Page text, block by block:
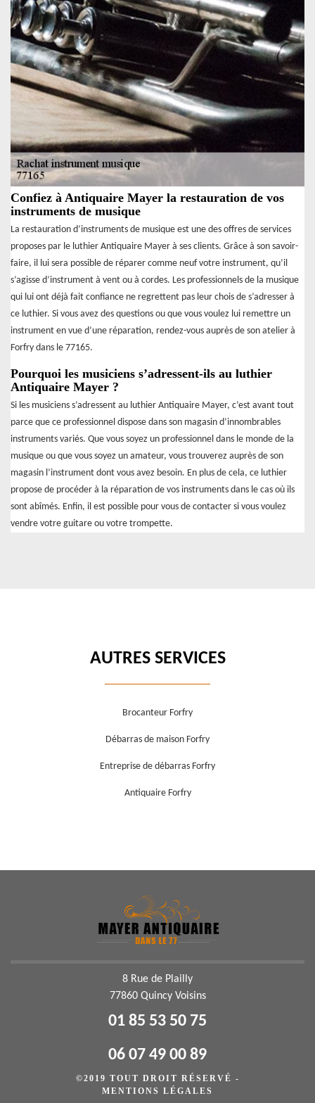
Confiez à Antiquaire Mayer la restauration de vos
instruments de musique
La restauration d’instruments de musique est une des offres de services
proposes par le luthier Antiquaire Mayer à ses clients. Grâce à son savoir-
faire, il lui sera possible de réparer comme neuf votre instrument, qu’il
s’agisse d’instrument à vent ou à cordes. Les professionnels de la musique
qui lui ont déjà fait confiance ne regrettent pas leur chois de s’adresser à
ce luthier. Si vous avez des questions ou que vous voulez lui remettre un
instrument en vue d’une réparation, rendez-vous auprès de son atelier à
Forfry dans le 77165.
Pourquoi les musiciens s’adressent-ils au luthier
Antiquaire Mayer ?
Si les musiciens s’adressent au luthier Antiquaire Mayer, c’est avant tout
parce que ce professionnel dispose dans son magasin d’innombrables
instruments variés. Que vous soyez un professionnel dans le monde de la
musique ou que vous soyez un amateur, vous trouverez auprès de son
magasin l’instrument dont vous avez besoin. En plus de cela, ce luthier
propose de procéder à la réparation de vos instruments dans le cas où ils
sont abîmés. Enfin, il est possible pour vous de contacter si vous voulez
vendre votre guitare ou votre trompette.
AUTRES SERVICES
Brocanteur Forfry
Débarras de maison Forfry
Entreprise de débarras Forfry
Antiquaire Forfry
8 Rue de Plailly
77860 Quincy Voisins
01 85 53 50 75
06 07 49 00 89
©2019 TOUT DROIT RÉSERVÉ -
MENTIONS LÉGALES